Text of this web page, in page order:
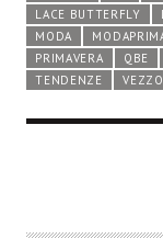
LACE BUTTERFLY
MODA
PRIMAVERA
QBE
TENDENZE